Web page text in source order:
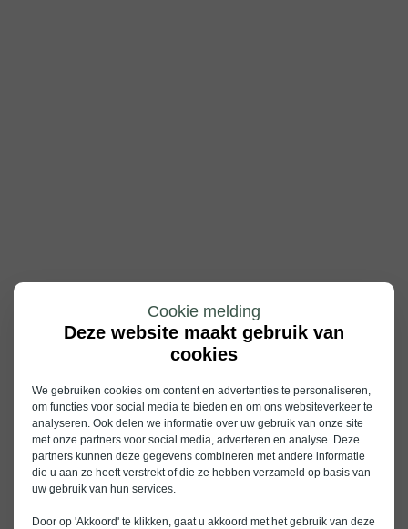
Cookie melding
Deze website maakt gebruik van
cookies
We gebruiken cookies om content en advertenties te personaliseren,
om functies voor social media te bieden en om ons websiteverkeer te
analyseren. Ook delen we informatie over uw gebruik van onze site
met onze partners voor social media, adverteren en analyse. Deze
partners kunnen deze gegevens combineren met andere informatie
die u aan ze heeft verstrekt of die ze hebben verzameld op basis van
uw gebruik van hun services.
Door op 'Akkoord' te klikken, gaat u akkoord met het gebruik van deze